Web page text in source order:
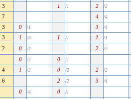
3 1 /1 2 /2
7 4 /4
3 0 /1 3 /4
3 1 /3 1 /1 1 /1
2 0 /2 2 /2
0 /2 0 /1
4 1 /2 0 /2 2 /2
6 2 /2 3 /4
0 /4 0 /1